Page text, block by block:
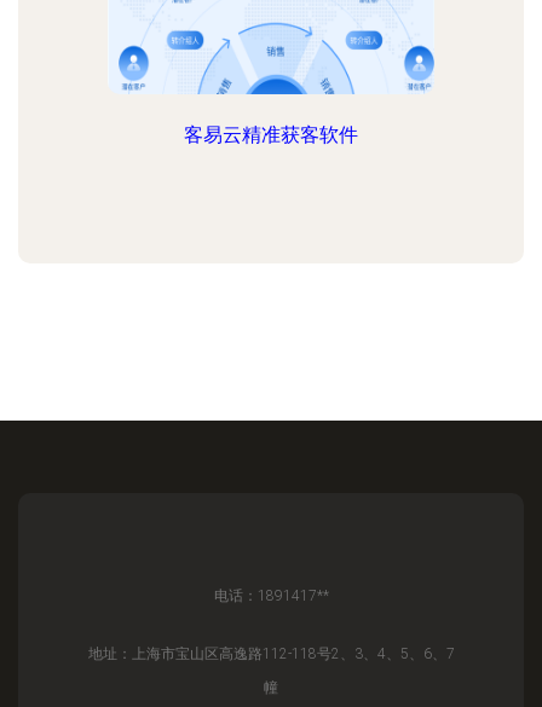
客易云精准获客软件
电话：1891417**
地址：上海市宝山区高逸路112-118号2、3、4、5、6、7
幢